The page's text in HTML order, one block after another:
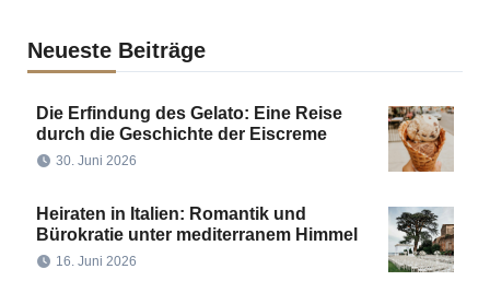
Neueste Beiträge
Die Erfindung des Gelato: Eine Reise
durch die Geschichte der Eiscreme
30. Juni 2026
Heiraten in Italien: Romantik und
Bürokratie unter mediterranem Himmel
16. Juni 2026